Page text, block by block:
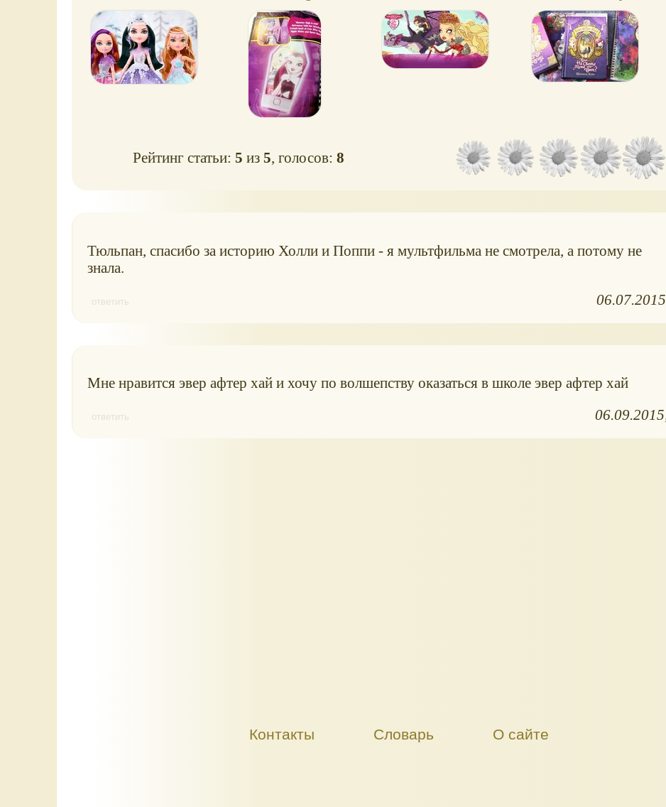
Ever After High
всех?
Рейтинг статьи:5 из5 , голосов:8
Тюльпан, спасибо за историю Холли и Поппи - я мультфильма не смотрела, а потому не
знала.
ответить 06.07.2015
Мне нравится эвер афтер хай и хочу по волшепству оказаться в школе эвер афтер хай
ответить 06.09.2015
Контакты Словарь О сайте